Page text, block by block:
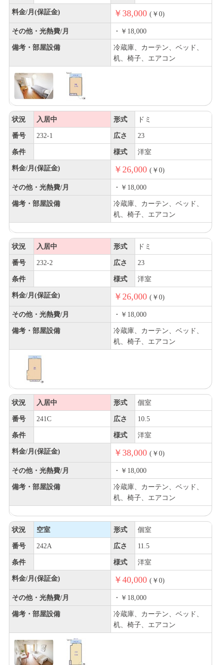
料金/月(保証金) ￥38,000 (￥0)
その他・光熱費/月 ・￥18,000
備考・部屋設備
冷蔵庫、カーテン、ベッド、
机、椅子、エアコン
状況 入居中 形式 ドミ
番号 232-1 広さ 23
条件 様式 洋室
料金/月(保証金) ￥26,000 (￥0)
その他・光熱費/月 ・￥18,000
備考・部屋設備
冷蔵庫、カーテン、ベッド、
机、椅子、エアコン
状況 入居中 形式 ドミ
番号 232-2 広さ 23
条件 様式 洋室
料金/月(保証金) ￥26,000 (￥0)
その他・光熱費/月 ・￥18,000
備考・部屋設備
冷蔵庫、カーテン、ベッド、
机、椅子、エアコン
状況 入居中 形式 個室
番号 241C 広さ 10.5
条件 様式 洋室
料金/月(保証金) ￥38,000 (￥0)
その他・光熱費/月 ・￥18,000
備考・部屋設備
冷蔵庫、カーテン、ベッド、
机、椅子、エアコン
状況 空室 形式 個室
番号 242A 広さ 11.5
条件 様式 洋室
料金/月(保証金) ￥40,000 (￥0)
その他・光熱費/月 ・￥18,000
備考・部屋設備
冷蔵庫、カーテン、ベッド、
机、椅子、エアコン